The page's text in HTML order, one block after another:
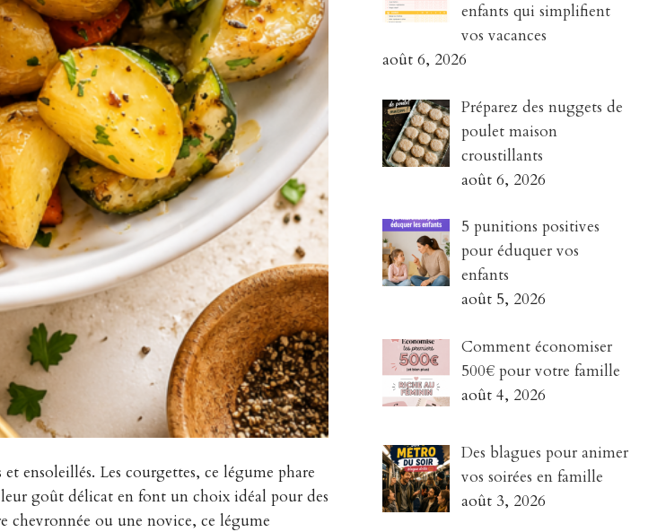
ensoleillés. Les courgettes, ce légume phare
goût délicat en font un choix idéal pour des
chevronnée ou une novice, ce légume
enfants qui simplifient
vos vacances
août 6, 2026
Préparez des nuggets de
poulet maison
croustillants
août 6, 2026
5 punitions positives
pour éduquer vos
enfants
août 5, 2026
Comment économiser
500€ pour votre famille
août 4, 2026
Des blagues pour animer
vos soirées en famille
août 3, 2026